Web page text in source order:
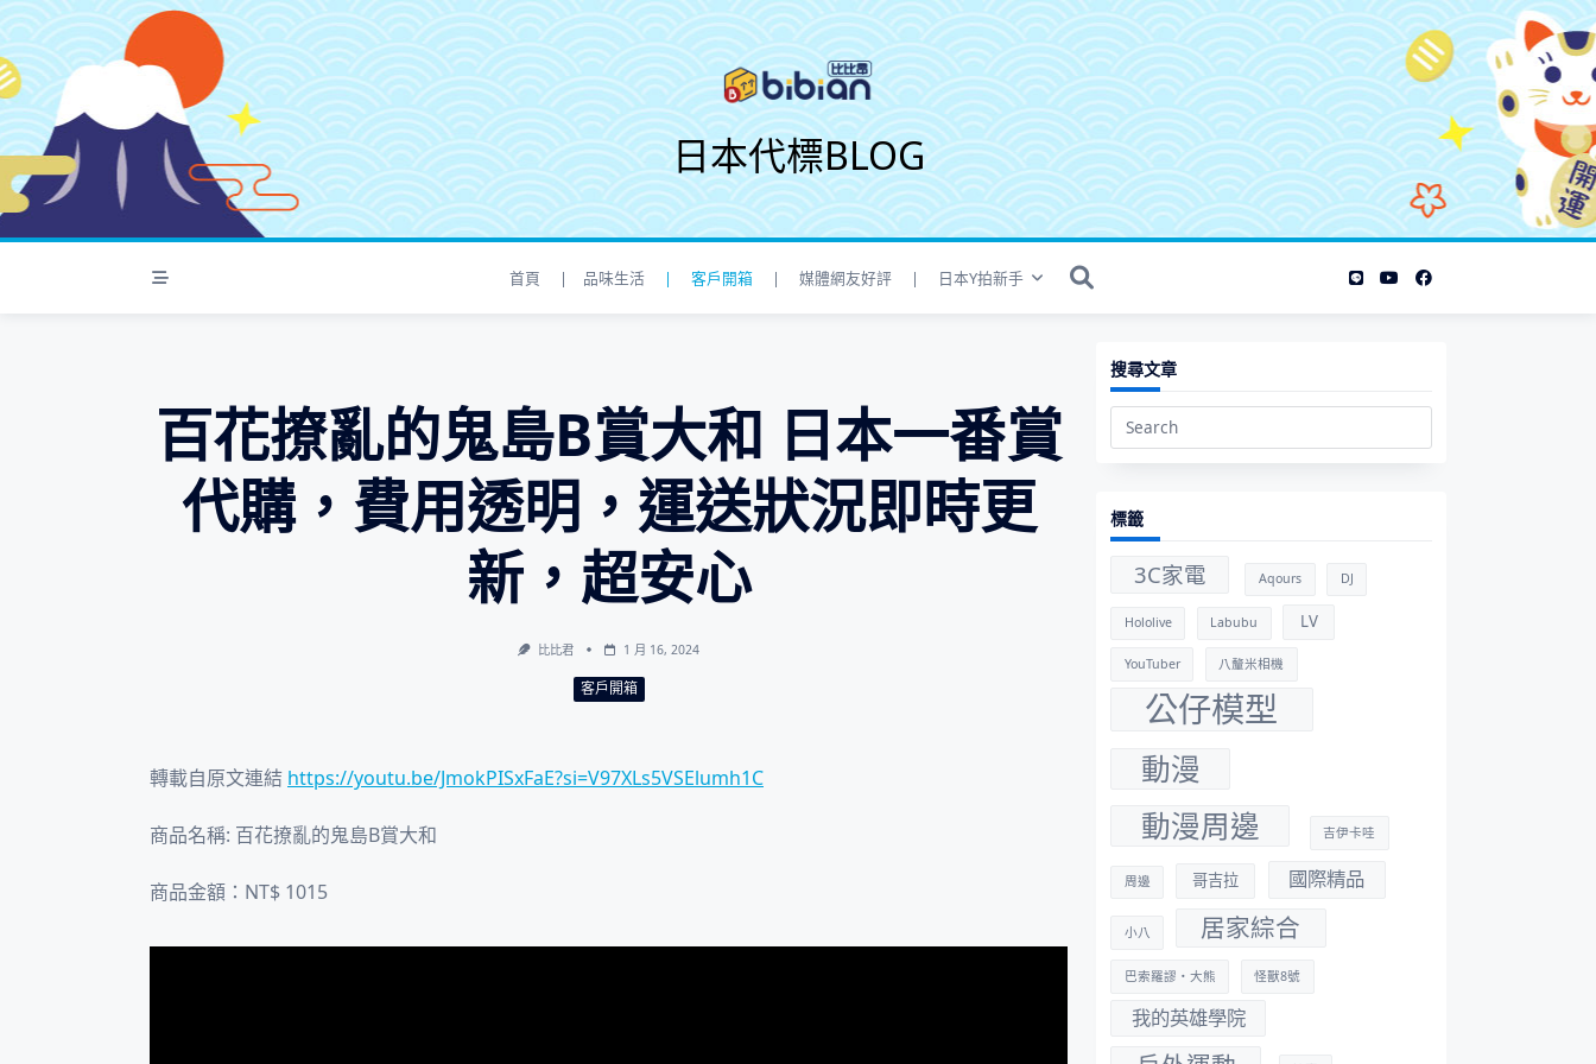
S
k
i
p
t
o
o
n
日本代標BLOG
首頁 | 品味生活 | 客戶開箱 | 媒體網友好評 | 日本Y拍新手
百花撩亂的鬼島B賞大和 日本一番賞
代購，費用透明，運送狀況即時更
新，超安心
比比君 1 月 16, 2024
客戶開箱
轉載自原文連結 https://youtu.be/JmokPISxFaE?si=V97XLs5VSElumh1C
商品名稱: 百花撩亂的鬼島B賞大和
商品金額：NT$ 1015
搜尋文章
Search
標籤
3C家電 Aqours DJ
Hololive Labubu LV
YouTuber 八釐米相機
公仔模型
動漫
動漫周邊
吉伊卡哇
周邊 哥吉拉 國際精品
小八 居家綜合
巴索羅謬・大熊 怪獸8號
我的英雄學院